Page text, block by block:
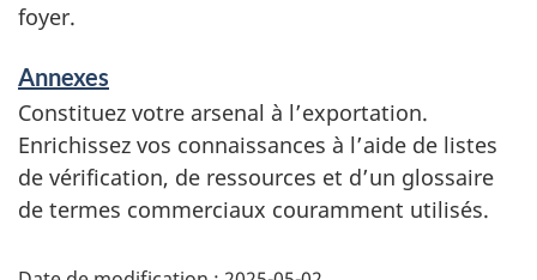
foyer.
Annexes
Constituez votre arsenal à l’exportation.
Enrichissez vos connaissances à l’aide de listes
de vérification, de ressources et d’un glossaire
de termes commerciaux couramment utilisés.